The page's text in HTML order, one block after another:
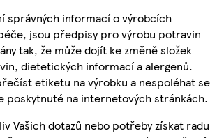
správných informací o výrobcích
jsou předpisy pro výrobu potravin
tak, že může dojít ke změně složek
dietetických informací a alergenů.
etiketu na výrobku a nespoléhat se
poskytnuté na internetových stránkách.
Vašich dotazů nebo potřeby získat radu